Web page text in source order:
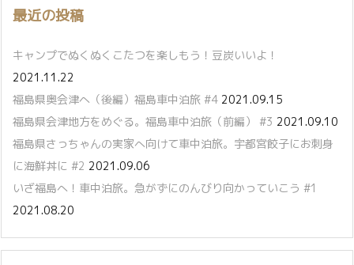
最近の投稿
キャンプでぬくぬくこたつを楽しもう！豆炭いいよ！
2021.11.22
福島県奥会津へ（後編）福島車中泊旅 #4 2021.09.15
福島県会津地方をめぐる。福島車中泊旅（前編） #3 2021.09.10
福島県さっちゃんの実家へ向けて車中泊旅。宇都宮餃子にお刺身
に海鮮丼に #2 2021.09.06
いざ福島へ！車中泊旅。急がずにのんびり向かっていこう #1
2021.08.20